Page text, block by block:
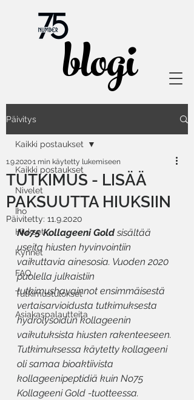
blogi
Päivitys
Kaikki postaukset
Nivelet
Iho
Hiukset
Kynnet
FAQ
Tutkimustulokset
Asiakaspalautteita
Kaikki postaukset
TUTKIMUS - LISÄÄ
PAKSUUTTA HIUKSIIN
1.9.20201 min käytetty lukemiseen
Päivitetty: 11.9.2020
No75 Kollageeni Gold sisältää
useita hiusten hyvinvointiin
vaikuttavia ainesosia. Vuoden 2020
puolella julkaistiin
tutkimushavainnot ensimmäisestä
vertaisarvioidusta tutkimuksesta
hydrolysoidun kollageenin
vaikutuksista hiusten rakenteeseen.
Tutkimuksessa käytetty kollageeni
oli samaa bioaktiivista
kollageenipeptidiä kuin No75
Kollageeni Gold -tuotteessa.